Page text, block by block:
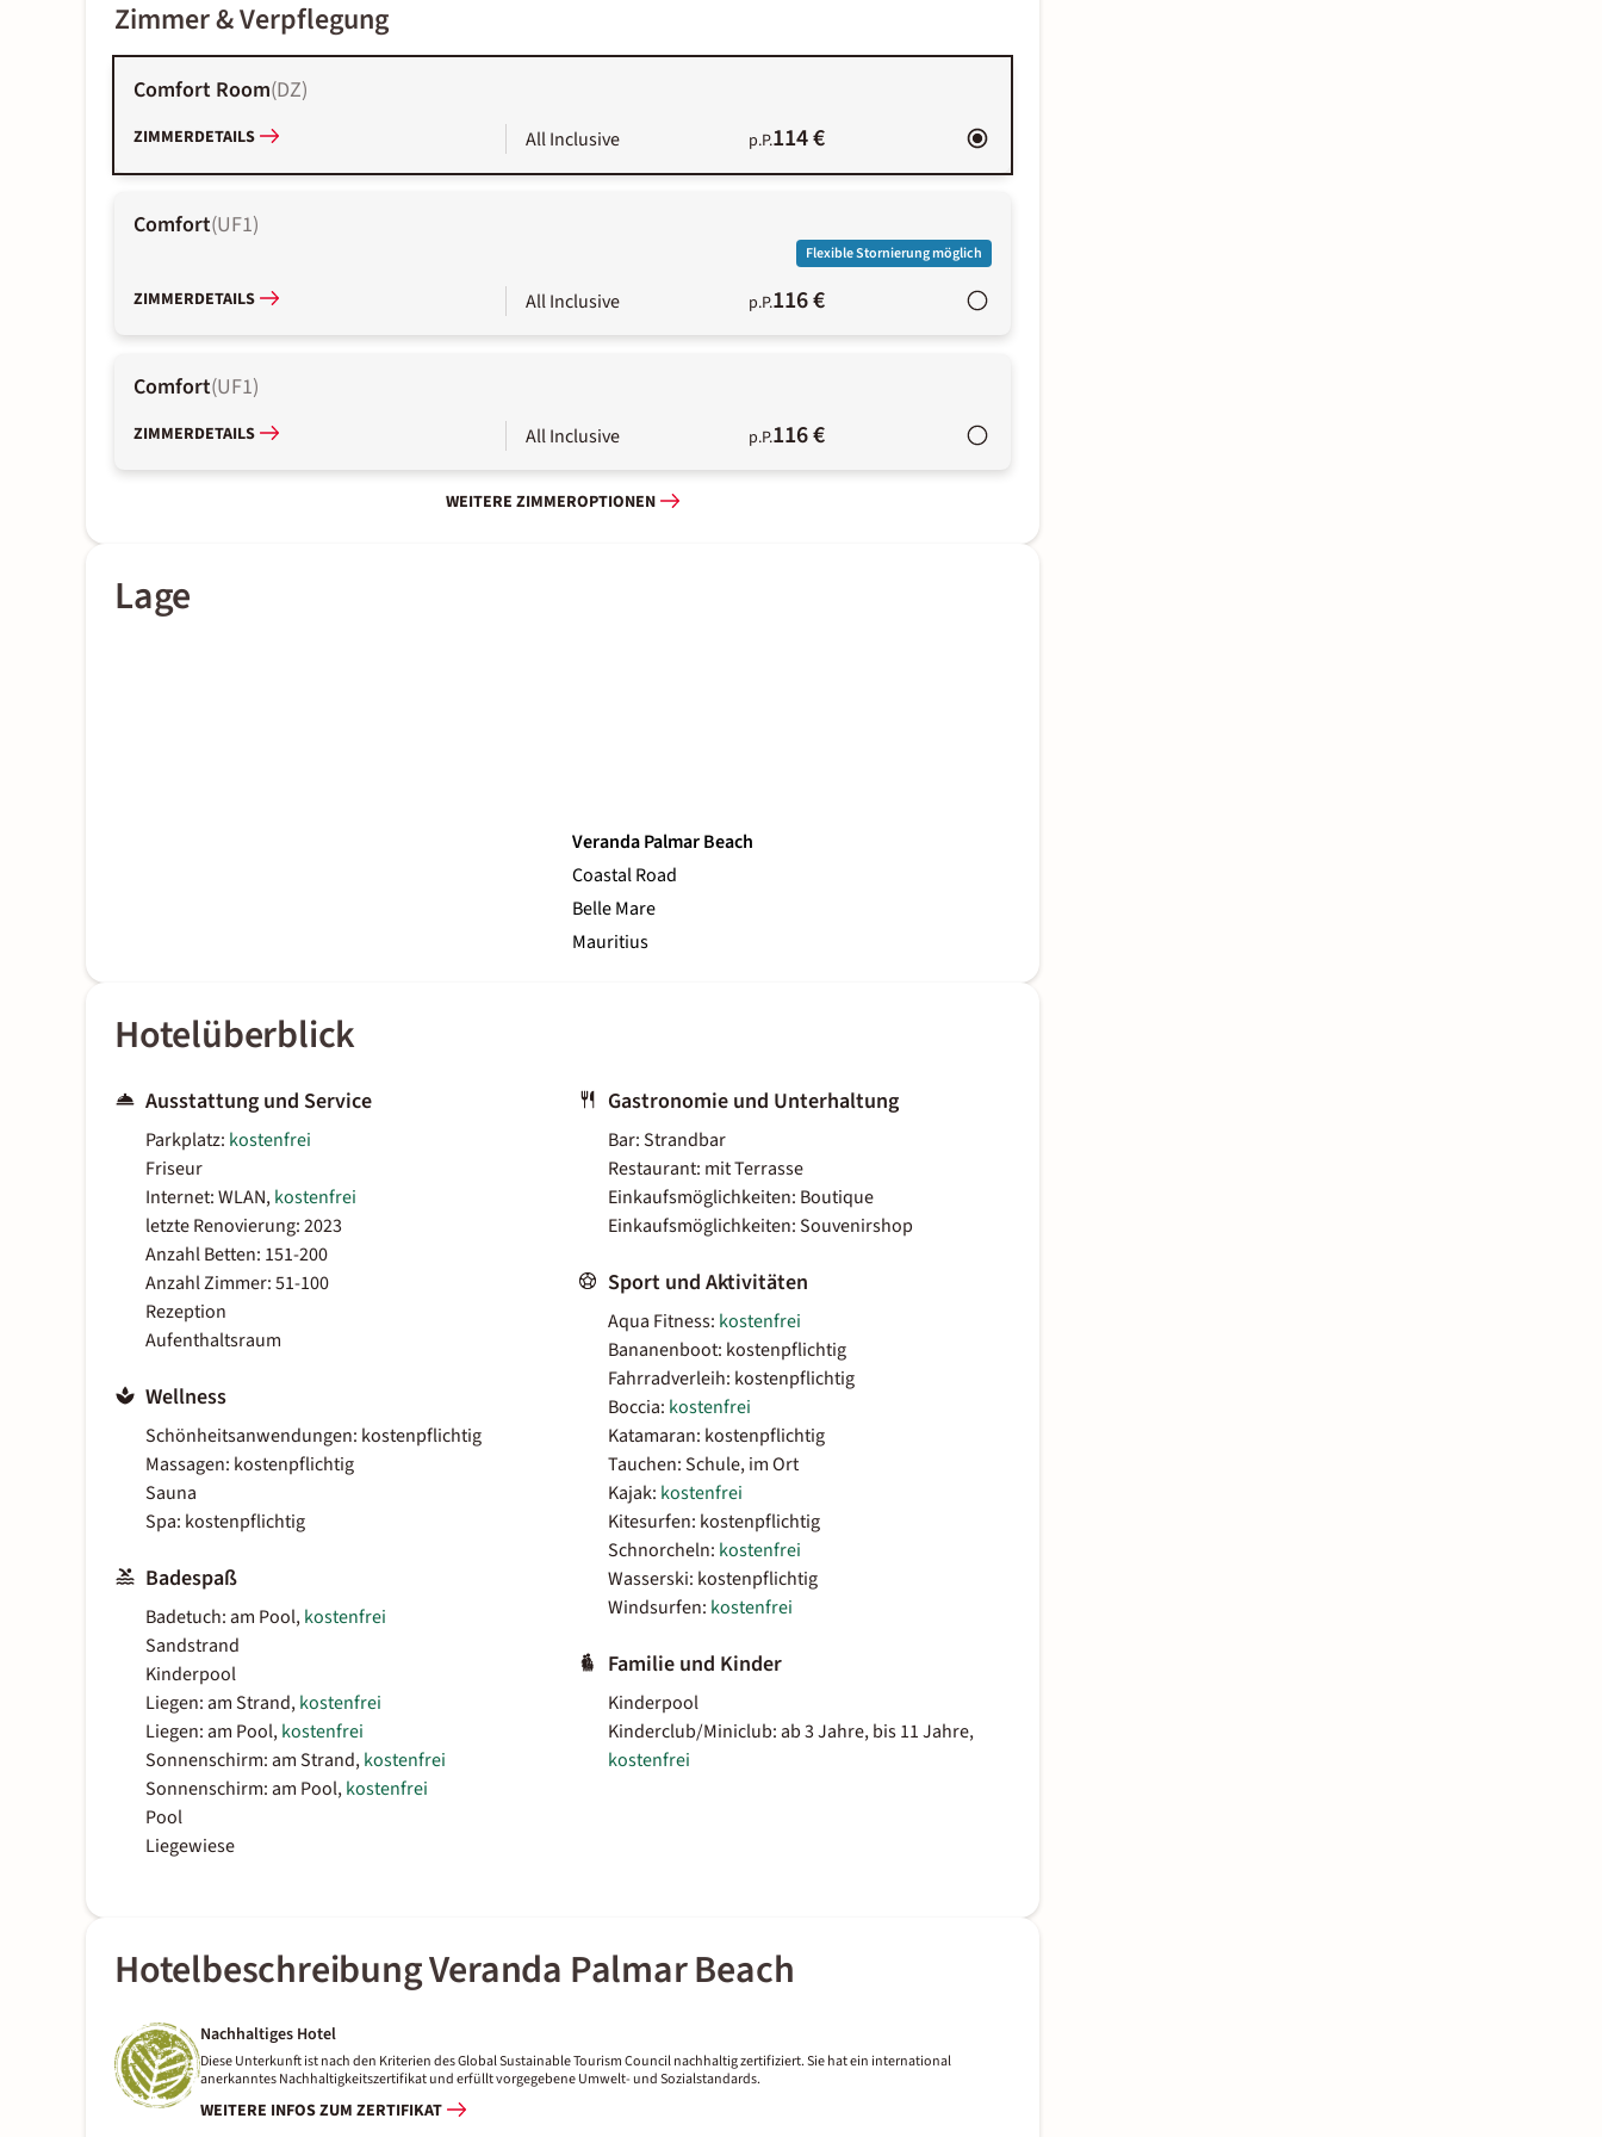
Zimmer & Verpflegung
Comfort Room(DZ)
ZIMMERDETAILS All Inclusive p.P.114 €
Comfort(UF1)
Flexible Stornierung möglich
ZIMMERDETAILS All Inclusive p.P.116 €
Comfort(UF1)
ZIMMERDETAILS All Inclusive p.P.116 €
WEITERE ZIMMEROPTIONEN
Lage
Veranda Palmar Beach
Coastal Road
Belle Mare
Mauritius
Hotelüberblick
Ausstattung und Service
Parkplatz: kostenfrei
Friseur
Internet: WLAN,kostenfrei
letzte Renovierung: 2023
Anzahl Betten: 151-200
Anzahl Zimmer: 51-100
Rezeption
Aufenthaltsraum
Wellness
Schönheitsanwendungen: kostenpflichtig
Massagen: kostenpflichtig
Sauna
Spa: kostenpflichtig
Badespaß
Badetuch: am Pool,kostenfrei
Sandstrand
Kinderpool
Liegen: am Strand,kostenfrei
Liegen: am Pool,kostenfrei
Sonnenschirm: am Strand,kostenfrei
Sonnenschirm: am Pool,kostenfrei
Pool
Liegewiese
Gastronomie und Unterhaltung
Bar: Strandbar
Restaurant: mit Terrasse
Einkaufsmöglichkeiten: Boutique
Einkaufsmöglichkeiten: Souvenirshop
Sport und Aktivitäten
Aqua Fitness: kostenfrei
Bananenboot: kostenpflichtig
Fahrradverleih: kostenpflichtig
Boccia: kostenfrei
Katamaran: kostenpflichtig
Tauchen: Schule, im Ort
Kajak: kostenfrei
Kitesurfen: kostenpflichtig
Schnorcheln: kostenfrei
Wasserski: kostenpflichtig
Windsurfen: kostenfrei
Familie und Kinder
Kinderpool
Kinderclub/Miniclub: ab 3 Jahre, bis 11 Jahre,
kostenfrei
Hotelbeschreibung Veranda Palmar Beach
Nachhaltiges Hotel
Diese Unterkunft ist nach den Kriterien des Global Sustainable Tourism Council nachhaltig zertifiziert. Sie hat ein international
anerkanntes Nachhaltigkeitszertifikat und erfüllt vorgegebene Umwelt- und Sozialstandards.
WEITERE INFOS ZUM ZERTIFIKAT